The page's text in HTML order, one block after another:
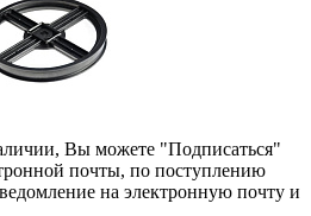
Вы можете "Подписаться"
почты, по поступлению
на электронную почту и